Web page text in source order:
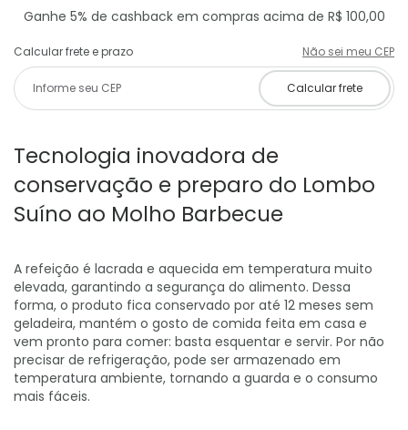
Ganhe 5% de cashback em compras acima de R$ 100,00
Calcular frete e prazo Não sei meu CEP
Calcular frete
Tecnologia inovadora de
conservação e preparo do Lombo
Suíno ao Molho Barbecue
A refeição é lacrada e aquecida em temperatura muito
elevada, garantindo a segurança do alimento. Dessa
forma, o produto fica conservado por até 12 meses sem
geladeira, mantém o gosto de comida feita em casa e
vem pronto para comer: basta esquentar e servir. Por não
precisar de refrigeração, pode ser armazenado em
temperatura ambiente, tornando a guarda e o consumo
mais fáceis.